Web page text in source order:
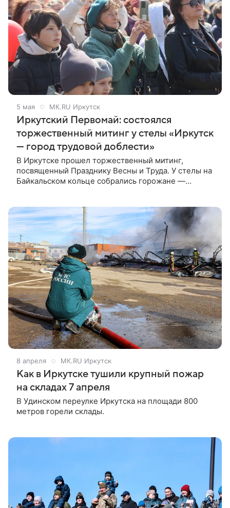
5 мая МК.RU Иркутск
Иркутский Первомай: состоялся
торжественный митинг у стелы «Иркутск
— город трудовой доблести»
В Иркутске прошел торжественный митинг,
посвященный Празднику Весны и Труда. У стелы на
Байкальском кольце собрались горожане —
8 апреля МК.RU Иркутск
Как в Иркутске тушили крупный пожар
на складах 7 апреля
В Удинском переулке Иркутска на площади 800
метров горели склады.